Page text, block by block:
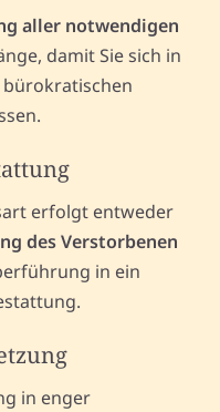
aller notwendigen
damit Sie sich in
erfolgt entweder
des Verstorbenen
in ein
in enger